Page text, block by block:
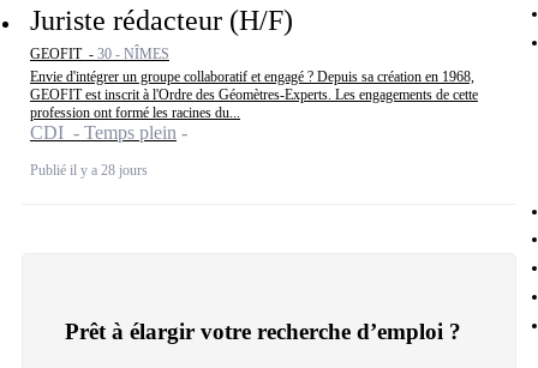
Juriste rédacteur (H/F)
GEOFIT - 30 - NÎMES
Envie d'intégrer un groupe collaboratif et engagé ? Depuis sa création en 1968,
GEOFIT est inscrit à l'Ordre des Géomètres-Experts. Les engagements de cette
profession ont formé les racines du...
CDI - Temps plein
Publié il y a 28 jours
Prêt à élargir votre recherche d’emploi ?